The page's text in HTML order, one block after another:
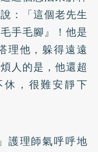
：「這個老先生
手毛腳』！他是
理他，躲得遠遠
人的是，他還超
，很難安靜下
護理師氣呼呼地